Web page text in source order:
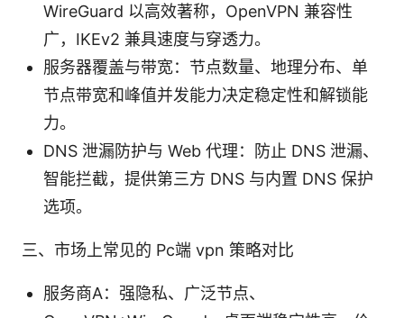
WireGuard 以高效著称，OpenVPN 兼容性
广，IKEv2 兼具速度与穿透力。
服务器覆盖与带宽：节点数量、地理分布、单
节点带宽和峰值并发能力决定稳定性和解锁能
力。
DNS 泄漏防护与 Web 代理：防止 DNS 泄漏、
智能拦截，提供第三方 DNS 与内置 DNS 保护
选项。
三、市场上常见的 Pc端 vpn 策略对比
服务商A：强隐私、广泛节点、